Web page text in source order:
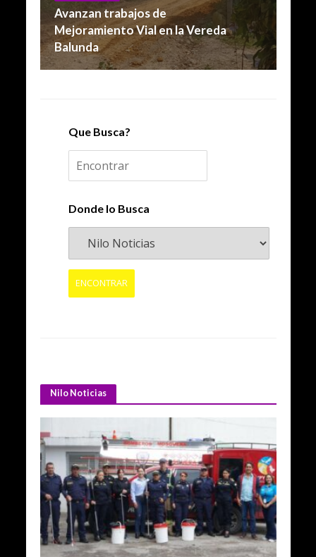
Avanzan trabajos de
Mejoramiento Vial en la Vereda
Balunda
Que Busca?
Donde lo Busca
Nilo Noticias